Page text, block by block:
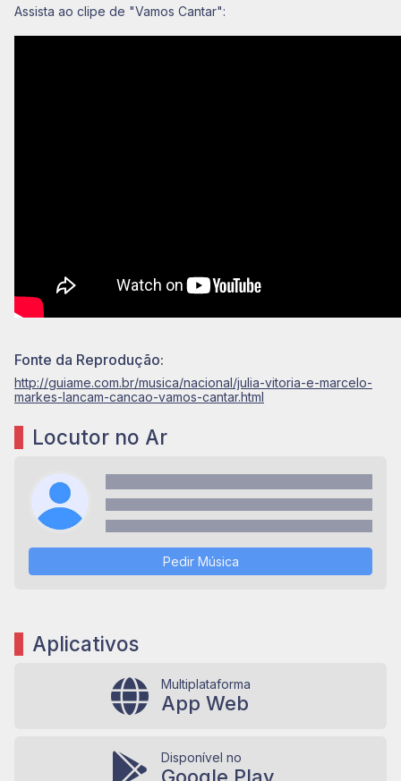
Assista ao clipe de "Vamos Cantar":
Fonte da Reprodução:
http://guiame.com.br/musica/nacional/julia-vitoria-e-marcelo-
markes-lancam-cancao-vamos-cantar.html
Locutor no Ar
Pedir Música
Aplicativos
Multiplataforma
App Web
Disponível no